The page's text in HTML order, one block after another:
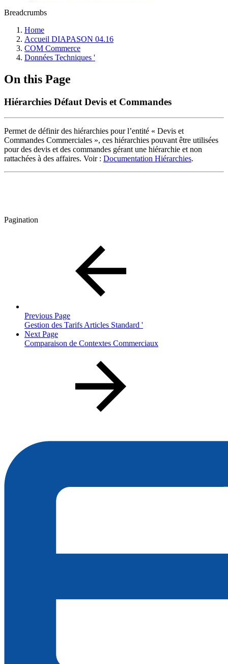
Breadcrumbs
Home
Accueil DIAPASON 04.16
COM Commerce
Données Techniques '
On this Page
Hiérarchies Défaut Devis et Commandes
Permet de définir des hiérarchies pour l’entité « Devis et
Commandes Commerciales », ces hiérarchies pouvant être utilisées
pour des devis et des commandes gérant une hiérarchie et non
rattachées à des affaires. Voir : Documentation Hiérarchies.
Pagination
Previous Page
Gestion des Tarifs Articles Standard '
Next Page
Comparaison de Contextes Commerciaux